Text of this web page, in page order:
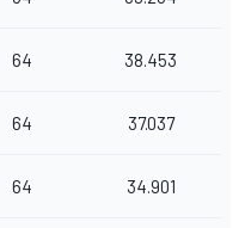
64 38.453
64 37.037
64 34.901